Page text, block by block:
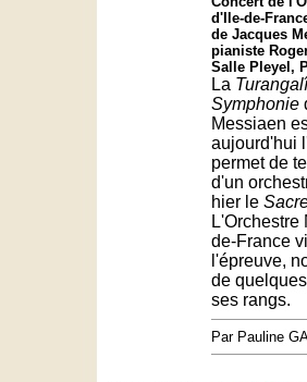
d'Ile-de-
de Jacques
pianiste
Salle Pleyel,
La
Symphonie
Messiaen
aujourd'hui
permet de
d'un
hier le
L'Orchestre
de-France
l'épreuve,
de
ses rangs.
Par Pauline